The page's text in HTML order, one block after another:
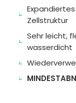
Zellstruktur
Sehr leicht,
wasserdicht